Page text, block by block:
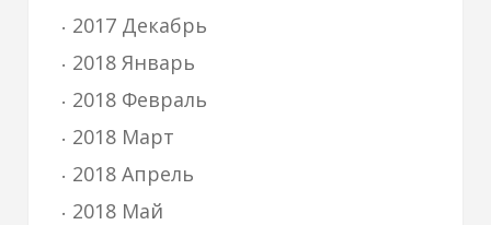
2017 Декабрь
2018 Январь
2018 Февраль
2018 Март
2018 Апрель
2018 Май